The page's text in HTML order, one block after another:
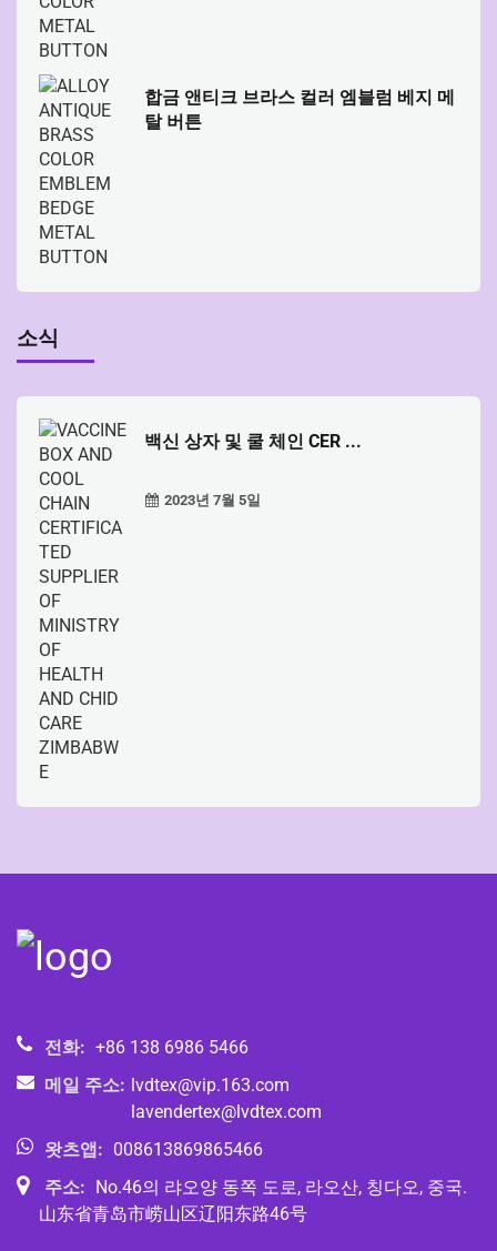
합금 앤티크 브라스 컬러 엠블럼 베지 메
탈 버튼
소식
백신 상자 및 쿨 체인 CER ...
2023년 7월 5일
전화: +86 138 6986 5466
메일 주소: lvdtex@vip.163.com
lavendertex@lvdtex.com
왓츠앱: 008613869865466
주소: No.46의 랴오양 동쪽 도로, 라오산, 칭다오, 중국.
山东省青岛市崂山区辽阳东路46号